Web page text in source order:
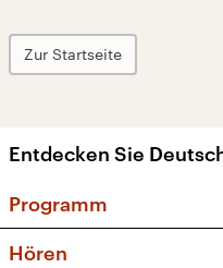
Zur Startseite
Entdecken Sie
Programm
Hören